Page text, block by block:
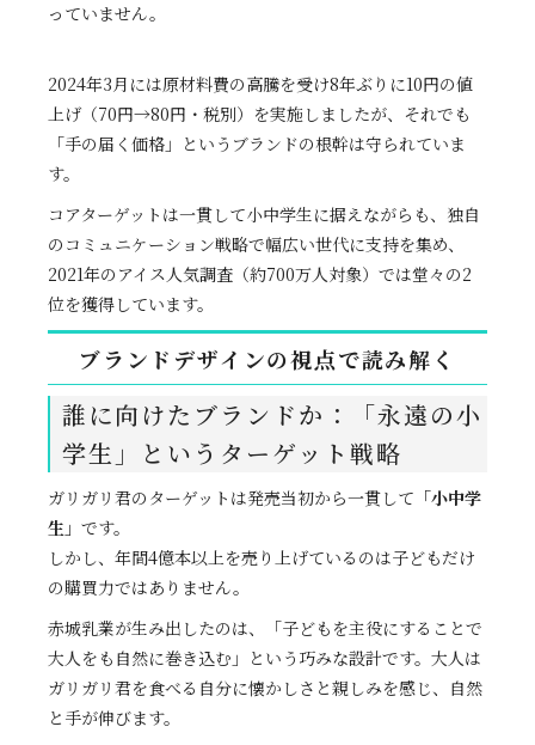
っていません。
2024年3月には原材料費の高騰を受け8年ぶりに10円の値
上げ（70円→80円・税別）を実施しましたが、それでも
「手の届く価格」というブランドの根幹は守られていま
す。
コアターゲットは一貫して小中学生に据えながらも、独自
のコミュニケーション戦略で幅広い世代に支持を集め、
2021年のアイス人気調査（約700万人対象）では堂々の2
位を獲得しています。
ブランドデザインの視点で読み解く
誰に向けたブランドか：「永遠の小
学生」というターゲット戦略
ガリガリ君のターゲットは発売当初から一貫して 「小中学
生」 です。
しかし、年間4億本以上を売り上げているのは子どもだけ
の購買力ではありません。
赤城乳業が生み出したのは、「子どもを主役にすることで
大人をも自然に巻き込む」という巧みな設計です。大人は
ガリガリ君を食べる自分に懐かしさと親しみを感じ、自然
と手が伸びます。